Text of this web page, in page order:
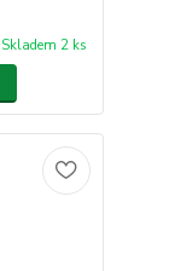
Skladem 2 ks